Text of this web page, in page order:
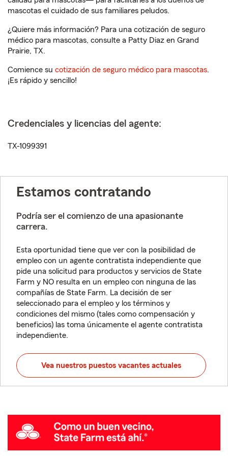
mascotas el cuidado de sus familiares peludos.
¿Quiere más información? Para una cotización de seguro
médico para mascotas, consulte a Patty Diaz en Grand
Prairie, TX.
Comience su cotización de seguro médico para mascotas.
¡Es rápido y sencillo!
Credenciales y licencias del agente:
TX-1099391
Estamos contratando
Podría ser el comienzo de una apasionante
carrera.
Esta oportunidad tiene que ver con la posibilidad de
empleo con un agente contratista independiente que
pide una solicitud para productos y servicios de State
Farm y NO resulta en un empleo con ninguna de las
compañías de State Farm. La decisión de ser
seleccionado para el empleo y los términos y
condiciones del mismo (tales como compensación y
beneficios) las toma únicamente el agente contratista
independiente.
Vea nuestros puestos vacantes actuales